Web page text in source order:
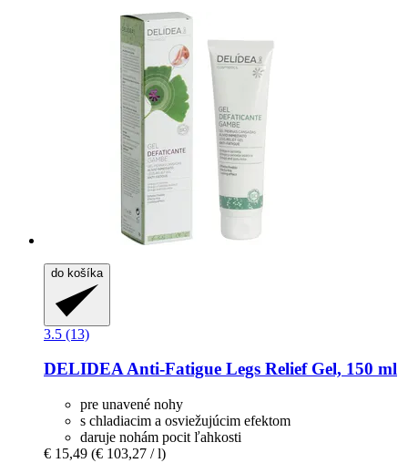
do košíka
3.5 (13)
DELIDEAAnti-​Fatigue Legs Relief Gel, 150 ml
pre unavené nohy
s chladiacim a osviežujúcim efektom
daruje nohám pocit ľahkosti
€ 15,49 (€ 103,27 / l)